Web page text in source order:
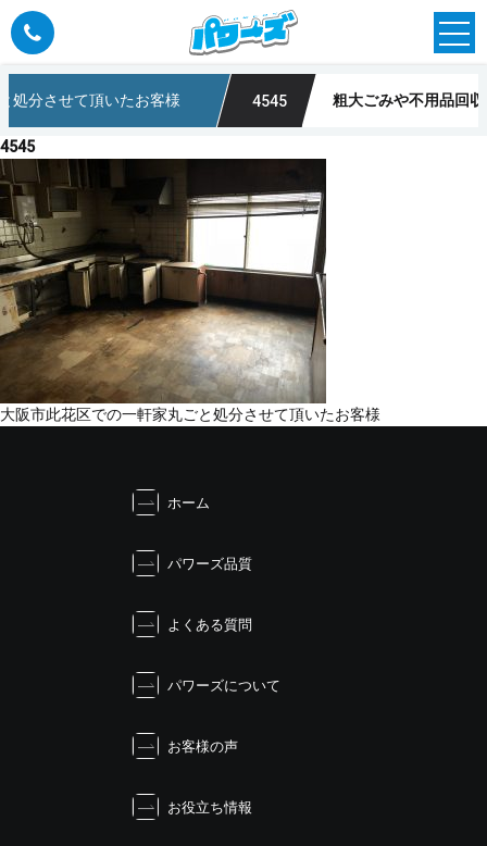
処分させて頂いたお客様 4545 粗大ごみや不用品回
4545
投
大阪市此花区での一軒家丸ごと処分させて頂いたお客様
ホーム
パワーズ品質
よくある質問
パワーズについて
お客様の声
お役立ち情報